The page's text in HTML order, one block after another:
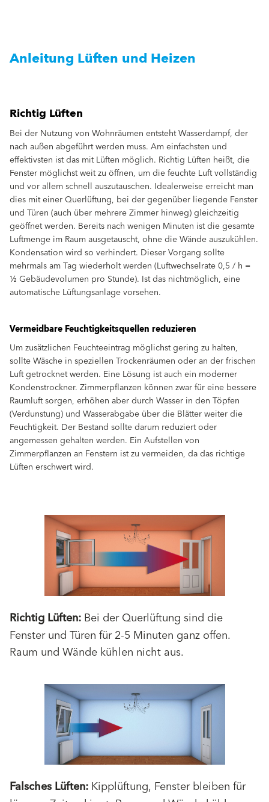
Anleitung Lüften und Heizen
Richtig Lüften
Bei der Nutzung von Wohnräumen entsteht Wasserdampf, der
nach außen abgeführt werden muss. Am einfachsten und
effektivsten ist das mit Lüften möglich. Richtig Lüften heißt, die
Fenster möglichst weit zu öffnen, um die feuchte Luft vollständig
und vor allem schnell auszutauschen. Idealerweise erreicht man
dies mit einer Querlüftung, bei der gegenüber liegende Fenster
und Türen (auch über mehrere Zimmer hinweg) gleichzeitig
geöffnet werden. Bereits nach wenigen Minuten ist die gesamte
Luftmenge im Raum ausgetauscht, ohne die Wände auszukühlen.
Kondensation wird so verhindert. Dieser Vorgang sollte
mehrmals am Tag wiederholt werden (Luftwechselrate 0,5 / h =
½ Gebäudevolumen pro Stunde). Ist das nichtmöglich, eine
automatische Lüftungsanlage vorsehen.
Vermeidbare Feuchtigkeitsquellen reduzieren
Um zusätzlichen Feuchteeintrag möglichst gering zu halten,
sollte Wäsche in speziellen Trockenräumen oder an der frischen
Luft getrocknet werden. Eine Lösung ist auch ein moderner
Kondenstrockner. Zimmerpﬂanzen können zwar für eine bessere
Raumluft sorgen, erhöhen aber durch Wasser in den Töpfen
(Verdunstung) und Wasserabgabe über die Blätter weiter die
Feuchtigkeit. Der Bestand sollte darum reduziert oder
angemessen gehalten werden. Ein Aufstellen von
Zimmerpﬂanzen an Fenstern ist zu vermeiden, da das richtige
Lüften erschwert wird.
Richtig Lüften:Bei der Querlüftung sind die
Fenster und Türen für 2-5 Minuten ganz offen.
Raum und Wände kühlen nicht aus.
Falsches Lüften:Kipplüftung, Fenster bleiben für